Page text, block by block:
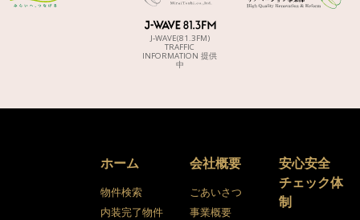
J-WAVE(81.3FM)
TRAFFIC
INFORMATION 提供
中
ホーム
物件検索
内装完了物件
会社概要
ごあいさつ
事業概要
安心安全
チェック体
制